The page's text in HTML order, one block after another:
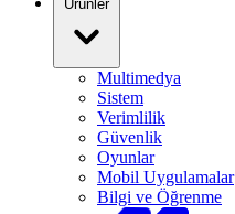
Ürünler
Multimedya
Sistem
Verimlilik
Güvenlik
Oyunlar
Mobil Uygulamalar
Bilgi ve Öğrenme